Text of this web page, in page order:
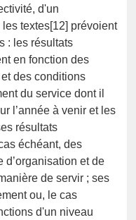
d'un
textes[12] prévoient
: les résultats
en fonction des
des conditions
du service dont il
l’année à venir et les
résultats
échéant, des
et de
de servir ; ses
ou, le cas
d'un niveau